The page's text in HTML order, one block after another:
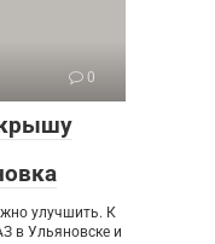
0
улучшить. К
в Ульяновске и